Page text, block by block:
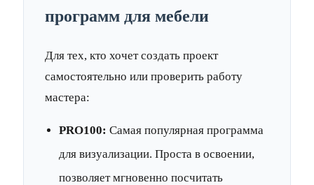
программ для мебели
Для тех, кто хочет создать проект
самостоятельно или проверить работу
мастера:
PRO100: Самая популярная программа
для визуализации. Проста в освоении,
позволяет мгновенно посчитать